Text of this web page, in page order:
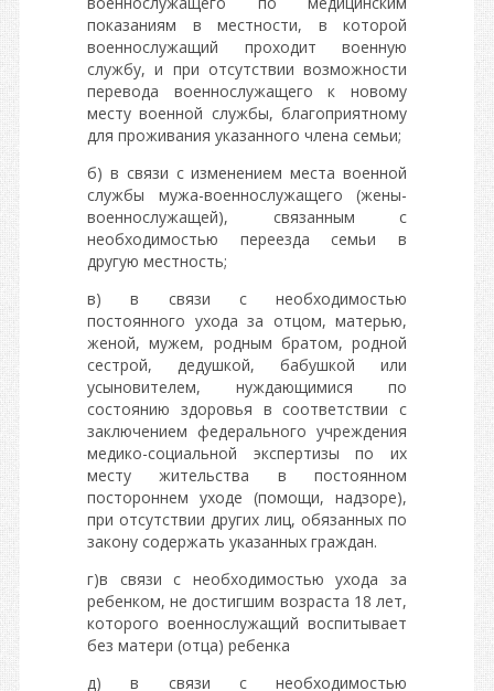
показаниям в местности, в которой
военнослужащий проходит военную
службу, и при отсутствии возможности
перевода военнослужащего к новому
месту военной службы, благоприятному
для проживания указанного члена семьи;
б) в связи с изменением места военной
службы мужа-военнослужащего (жены-
военнослужащей), связанным с
необходимостью переезда семьи в
другую местность;
в) в связи с необходимостью
постоянного ухода за отцом, матерью,
женой, мужем, родным братом, родной
сестрой, дедушкой, бабушкой или
усыновителем, нуждающимися по
состоянию здоровья в соответствии с
заключением федерального учреждения
медико-социальной экспертизы по их
месту жительства в постоянном
постороннем уходе (помощи, надзоре),
при отсутствии других лиц, обязанных по
закону содержать указанных граждан.
г)в связи с необходимостью ухода за
ребенком, не достигшим возраста 18 лет,
которого военнослужащий воспитывает
без матери (отца) ребенка
д) в связи с необходимостью